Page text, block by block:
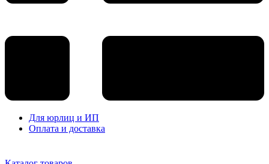
Для юрлиц и ИП
Оплата и доставка